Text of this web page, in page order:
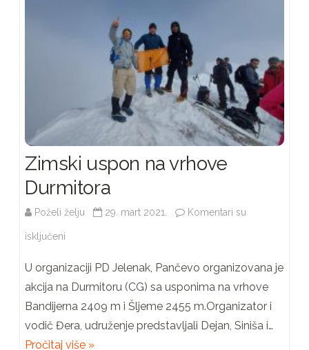
Zimski uspon na vrhove
Durmitora
Poželi želju 29. mart 2021. Komentari su
isključeni
uspon
na
vrhove
U organizaciji PD Jelenak, Pančevo organizovana je
akcija na Durmitoru (CG) sa usponima na vrhove
Bandijerna 2409 m i Šljeme 2455 m.Organizator i
vodič Đera, udruženje predstavljali Dejan, Siniša i…
Pročitaj više »